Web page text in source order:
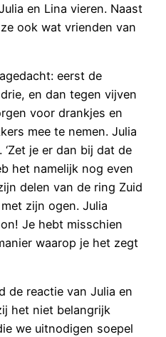
en Lina vieren. Naast
ook wat vrienden van
eerst de
en dan tegen vijven
voor drankjes en
mee te nemen. Julia
je er dan bij dat de
het namelijk nog even
delen van de ring Zuid
zijn ogen. Julia
Je hebt misschien
waarop je het zegt
de reactie van Julia en
het niet belangrijk
we uitnodigen soepel